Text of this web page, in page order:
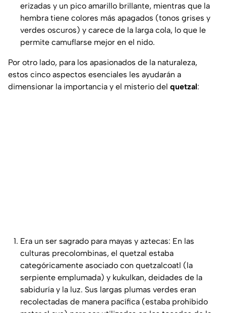
erizadas y un pico amarillo brillante, mientras que la
hembra tiene colores más apagados (tonos grises y
verdes oscuros) y carece de la larga cola, lo que le
permite camuflarse mejor en el nido.
Por otro lado, para los apasionados de la naturaleza,
estos cinco aspectos esenciales les ayudarán a
dimensionar la importancia y el misterio del quetzal:
Era un ser sagrado para mayas y aztecas: En las
culturas precolombinas, el quetzal estaba
categóricamente asociado con quetzalcoatl (la
serpiente emplumada) y kukulkan, deidades de la
sabiduría y la luz. Sus largas plumas verdes eran
recolectadas de manera pacífica (estaba prohibido